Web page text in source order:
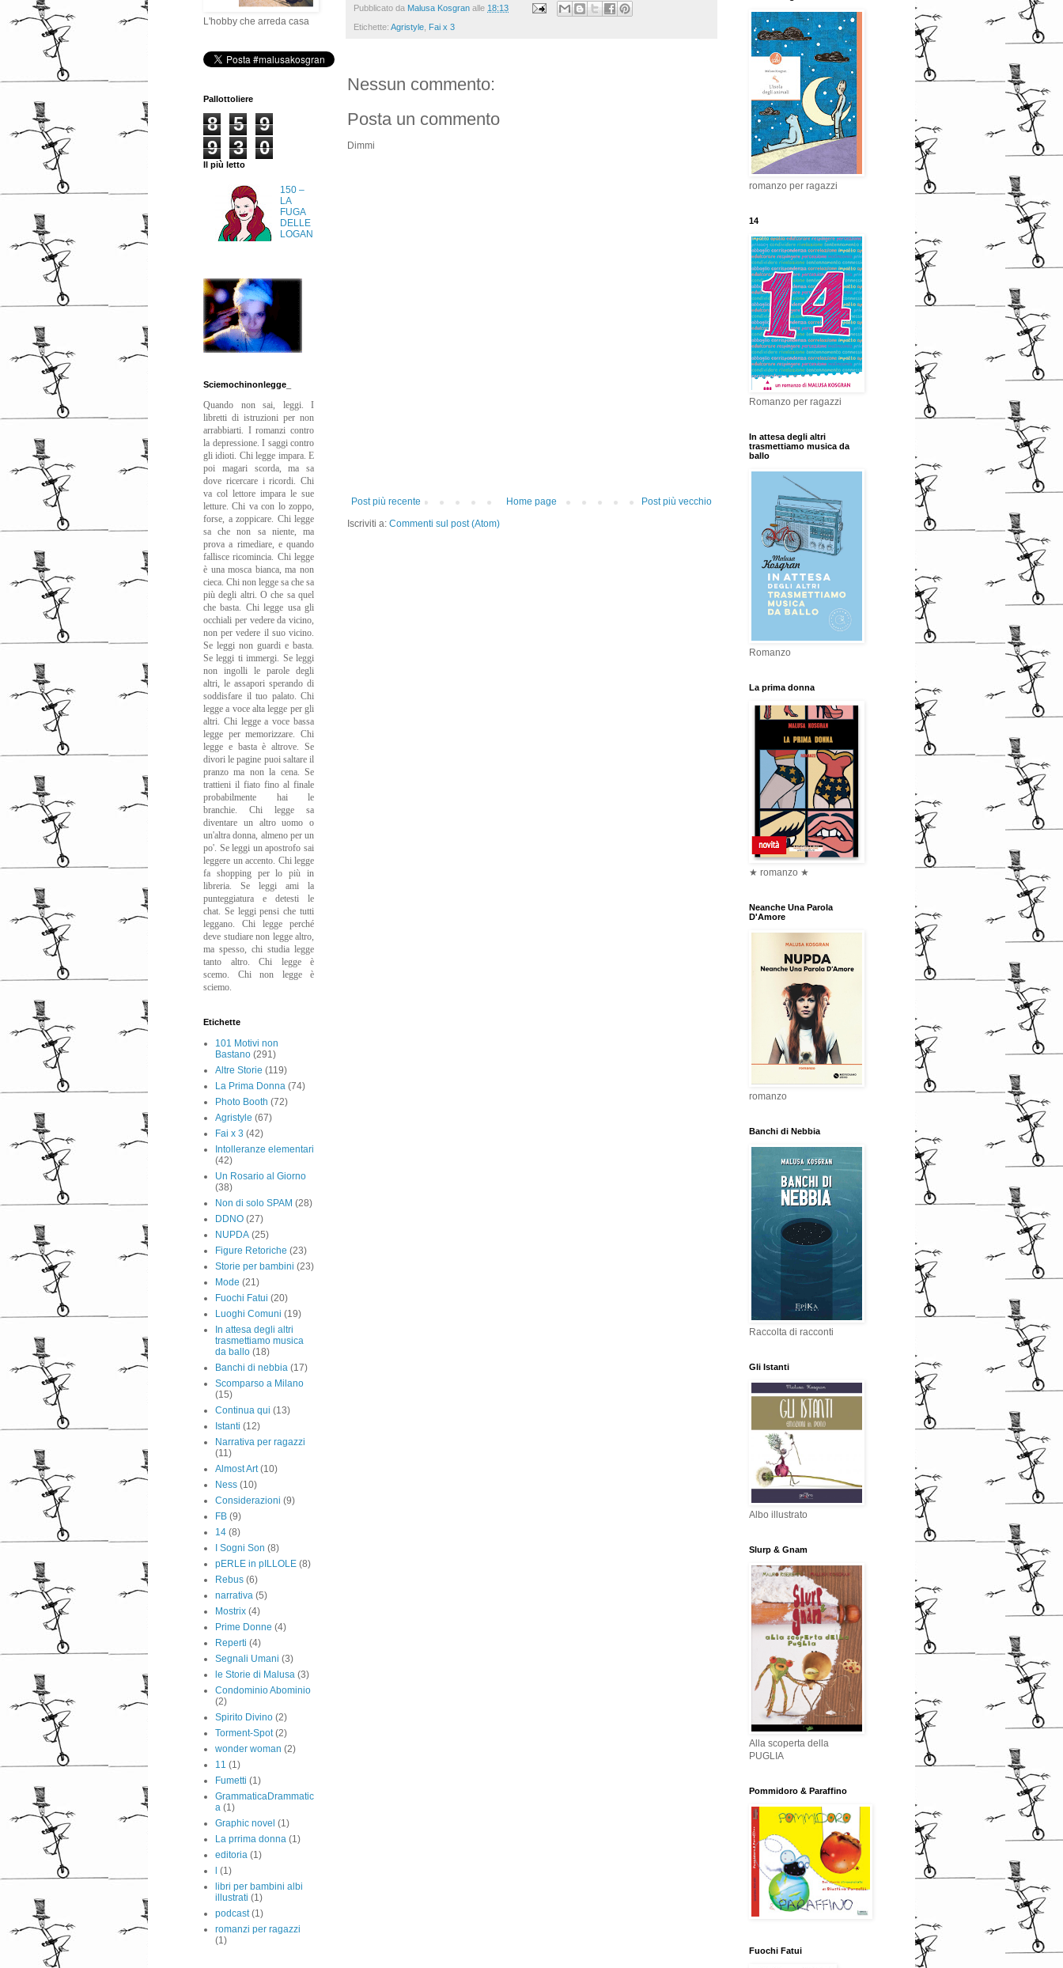
Pubblicato da Malusa Kosgran alle 18:13
Etichette: Agristyle Fai x 3
Nessun commento:
Posta un commento
Dimmi
Post più recente Post più vecchio
Home page
Iscriviti a: Commenti sul post (Atom)
L'hobby che arreda casa
Pallottoliere
8 5
9
9
3 0
Il più letto
150 –
LA
FUGA
DELLE
LOGAN
Sciemochinonlegge_
Quando non sai, leggi. I
libretti di istruzioni per non
arrabbiarti. I romanzi contro
la depressione. I saggi contro
gli idioti. Chi legge impara. E
poi magari scorda, ma sa
dove ricercare i ricordi. Chi
va col lettore impara le sue
letture. Chi va con lo zoppo,
forse, a zoppicare. Chi legge
sa che non sa niente, ma
prova a rimediare, e quando
fallisce ricomincia. Chi legge
è una mosca bianca, ma non
cieca. Chi non legge sa che sa
più degli altri. O che sa quel
che basta. Chi legge usa gli
occhiali per vedere da vicino,
non per vedere il suo vicino.
Se leggi non guardi e basta.
Se leggi ti immergi. Se leggi
non ingolli le parole degli
altri, le assapori sperando di
soddisfare il tuo palato. Chi
legge a voce alta legge per gli
altri. Chi legge a voce bassa
legge per memorizzare. Chi
legge e basta è altrove. Se
divori le pagine puoi saltare il
pranzo ma non la cena. Se
trattieni il fiato fino al finale
probabilmente hai le
branchie. Chi legge sa
diventare un altro uomo o
un'altra donna, almeno per un
po'. Se leggi un apostrofo sai
leggere un accento. Chi legge
fa shopping per lo più in
libreria. Se leggi ami la
punteggiatura e detesti le
chat. Se leggi pensi che tutti
leggano. Chi legge perché
deve studiare non legge altro,
ma spesso, chi studia legge
tanto altro. Chi legge è
scemo. Chi non legge è
sciemo.
Etichette
101 Motivi non
Bastano (291)
Altre Storie (119)
La Prima Donna (74)
Photo Booth (72)
Agristyle (67)
Fai x 3 (42)
Intolleranze elementari
(42)
Un Rosario al Giorno
(38)
Non di solo SPAM (28)
DDNO (27)
NUPDA (25)
Figure Retoriche (23)
Storie per bambini (23)
Mode (21)
Fuochi Fatui (20)
Luoghi Comuni (19)
In attesa degli altri
trasmettiamo musica
da ballo (18)
Banchi di nebbia (17)
Scomparso a Milano
(15)
Continua qui (13)
Istanti (12)
Narrativa per ragazzi
(11)
Almost Art (10)
Ness (10)
Considerazioni (9)
FB (9)
14 (8)
I Sogni Son (8)
pERLE in pILLOLE (8)
Rebus (6)
narrativa (5)
Mostrix (4)
Prime Donne (4)
Reperti (4)
Segnali Umani (3)
le Storie di Malusa (3)
Condominio Abominio
(2)
Spirito Divino (2)
Torment-Spot (2)
wonder woman (2)
11 (1)
Fumetti (1)
GrammaticaDrammatic
a (1)
Graphic novel (1)
La prrima donna (1)
editoria (1)
l (1)
libri per bambini albi
illustrati (1)
podcast (1)
romanzi per ragazzi
(1)
romanzo per ragazzi
14
Romanzo per ragazzi
In attesa degli altri
trasmettiamo musica da
ballo
Romanzo
La prima donna
★ romanzo ★
Neanche Una Parola
D'Amore
romanzo
Banchi di Nebbia
Raccolta di racconti
Gli Istanti
Albo illustrato
Slurp & Gnam
Alla scoperta della
PUGLIA
Pommidoro & Paraffino
Fuochi Fatui